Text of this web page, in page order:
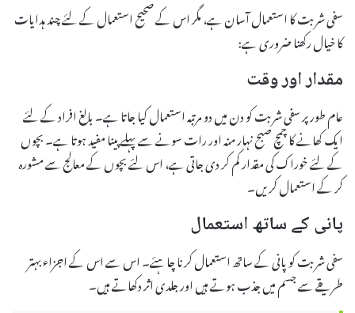
سفی شربت کا استعمال آسان ہے، مگر اس کے صحیح استعمال کے لئے چند ہدایات
کا خیال رکھنا ضروری ہے:
مقدار اور وقت
عام طور پر سفی شربت کو دن میں دو مرتبہ استعمال کیا جاتا ہے۔ بالغ افراد کے لئے
ایک کھانے کا چمچ صبح نہار منہ اور رات سونے سے پہلے پینا مفید ہوتا ہے۔ بچوں
کے لئے خوراک کی مقدار کم کر دی جاتی ہے، اس لئے بچوں کے معالج سے مشورہ
کر کے استعمال کریں۔
پانی کے ساتھ استعمال
سفی شربت کو پانی کے ساتھ استعمال کرنا چاہئے۔ اس سے اس کے اجزاء بہتر
طریقے سے جسم میں جذب ہوتے ہیں اور جلدی اثر دکھاتے ہیں۔